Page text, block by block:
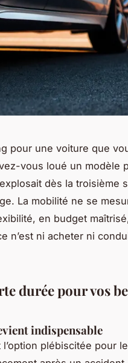
pour une voiture que
vous loué un modèle
dès la troisième
La mobilité ne se
en budget
n’est ni acheter ni
durée pour vos
indispensable
plébiscitée pour